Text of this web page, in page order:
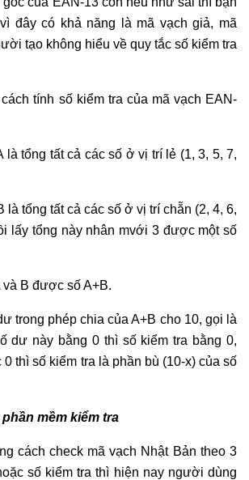
đây có khả năng là mã vạch giả, mã
tạo không hiểu về quy tắc số kiểm tra
tính số kiểm tra của mã vạch EAN-
là tổng tất cả các số ở vị trí lẻ (1, 3, 5, 7,
là tổng tất cả các số ở vị trí chẵn (2, 4, 6,
lấy tổng này nhân mvới 3 được một số
và B được số A+B.
trong phép chia của A+B cho 10, gọi là
dư này bằng 0 thì số kiểm tra bằng 0,
0 thì số kiểm tra là phần bù (10-x) của số
mềm kiểm tra
cách check mã vạch Nhật Bản theo 3
số kiểm tra thì hiện nay người dùng